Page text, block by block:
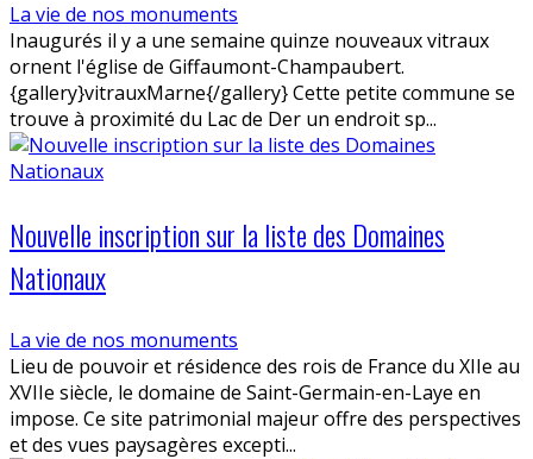
La vie de nos monuments
Inaugurés il y a une semaine quinze nouveaux vitraux
ornent l'église de Giffaumont-Champaubert.
{gallery}vitrauxMarne{/gallery} Cette petite commune se
trouve à proximité du Lac de Der un endroit sp...
Nouvelle inscription sur la liste des Domaines
Nationaux
La vie de nos monuments
Lieu de pouvoir et résidence des rois de France du XIIe au
XVIIe siècle, le domaine de Saint-Germain-en-Laye en
impose. Ce site patrimonial majeur offre des perspectives
et des vues paysagères excepti...